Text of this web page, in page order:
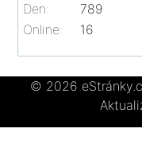
Online: 16
Den:
789
© 2026